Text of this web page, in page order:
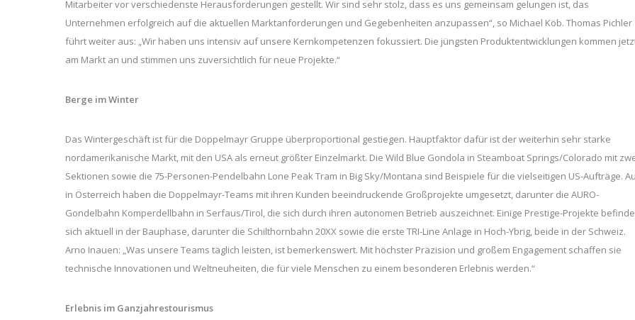
Mitarbeiter vor verschiedenste Herausforderungen gestellt. Wir sind sehr stolz, dass es uns gemeinsam gelungen ist, das
Unternehmen erfolgreich auf die aktuellen Marktanforderungen und Gegebenheiten anzupassen“, so Michael Köb. Thomas Pichler
führt weiter aus: „Wir haben uns intensiv auf unsere Kernkompetenzen fokussiert. Die jüngsten Produktentwicklungen kommen
am Markt an und stimmen uns zuversichtlich für neue Projekte.“
Berge im Winter
Das Wintergeschäft ist für die Doppelmayr Gruppe überproportional gestiegen. Hauptfaktor dafür ist der weiterhin sehr starke
nordamerikanische Markt, mit den USA als erneut größter Einzelmarkt. Die Wild Blue Gondola in Steamboat Springs/Colorado mit
Sektionen sowie die 75-Personen-Pendelbahn Lone Peak Tram in Big Sky/Montana sind Beispiele für die vielseitigen US-Aufträge.
in Österreich haben die Doppelmayr-Teams mit ihren Kunden beeindruckende Großprojekte umgesetzt, darunter die AURO-
Gondelbahn Komperdellbahn in Serfaus/Tirol, die sich durch ihren autonomen Betrieb auszeichnet. Einige Prestige-Projekte
sich aktuell in der Bauphase, darunter die Schilthornbahn 20XX sowie die erste TRI-Line Anlage in Hoch-Ybrig, beide in der Schweiz.
Arno Inauen: „Was unsere Teams täglich leisten, ist bemerkenswert. Mit höchster Präzision und großem Engagement schaffen sie
technische Innovationen und Weltneuheiten, die für viele Menschen zu einem besonderen Erlebnis werden.“
Erlebnis im Ganzjahrestourismus